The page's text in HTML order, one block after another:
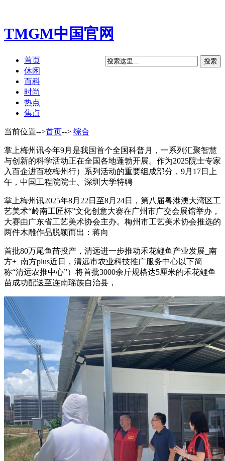
TMGM中国官网
首页
休闲
百科
时尚
热点
焦点
当前位置-->首页--> 综合
掌上梅州讯今年9月是我国首个全国科普月，一系列汇聚智慧
与创新的科学活动正在全国各地蓬勃开展。作为2025院士专家
入百企进百校梅州行）系列活动的重要组成部分，9月17日上
午，中国工程院院士、深圳大学特聘
掌上梅州讯2025年8月22日至8月24日，第八届粤港澳大湾区工
艺美术“岭南工匠杯”文化创意大赛在广州市广交会展馆举办，
大赛由广东省工艺美术协会主办。梅州市工艺美术协会推选的
两件木雕作品脱颖而出：蒋向
首批80万尾鱼苗投产，清远进一步推动禾花鲤鱼产业发展_南
方+_南方plus近日，清远市农业科技推广服务中心以下简
称“清远农推中心”）将首批3000余斤规格达5厘米的禾花鲤鱼
苗成功配送至连南瑶族自治县，